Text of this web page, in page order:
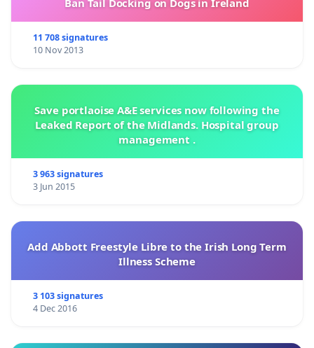
Ban Tail Docking on Dogs in Ireland
11 708 signatures
10 Nov 2013
Save portlaoise A&E services now following the
Leaked Report of the Midlands. Hospital group
management .
3 963 signatures
3 Jun 2015
Add Abbott Freestyle Libre to the Irish Long Term
Illness Scheme
3 103 signatures
4 Dec 2016